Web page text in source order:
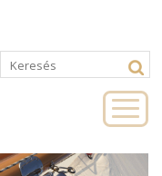
Keresés
Keresés